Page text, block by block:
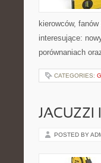
kierowców,
interesujące:
porównaniach
CATEGORIES:
JACUZZI
POSTED BY